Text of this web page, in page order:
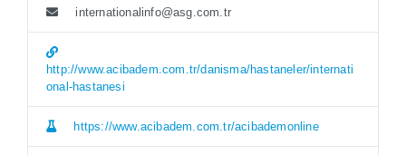
internationalinfo@asg.com.tr
http://www.acibadem.com.tr/danisma/hastaneler/internati
onal-hastanesi
https://www.acibadem.com.tr/acibademonline